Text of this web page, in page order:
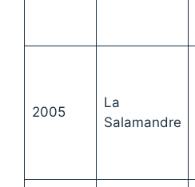
2005
La
Salamandre